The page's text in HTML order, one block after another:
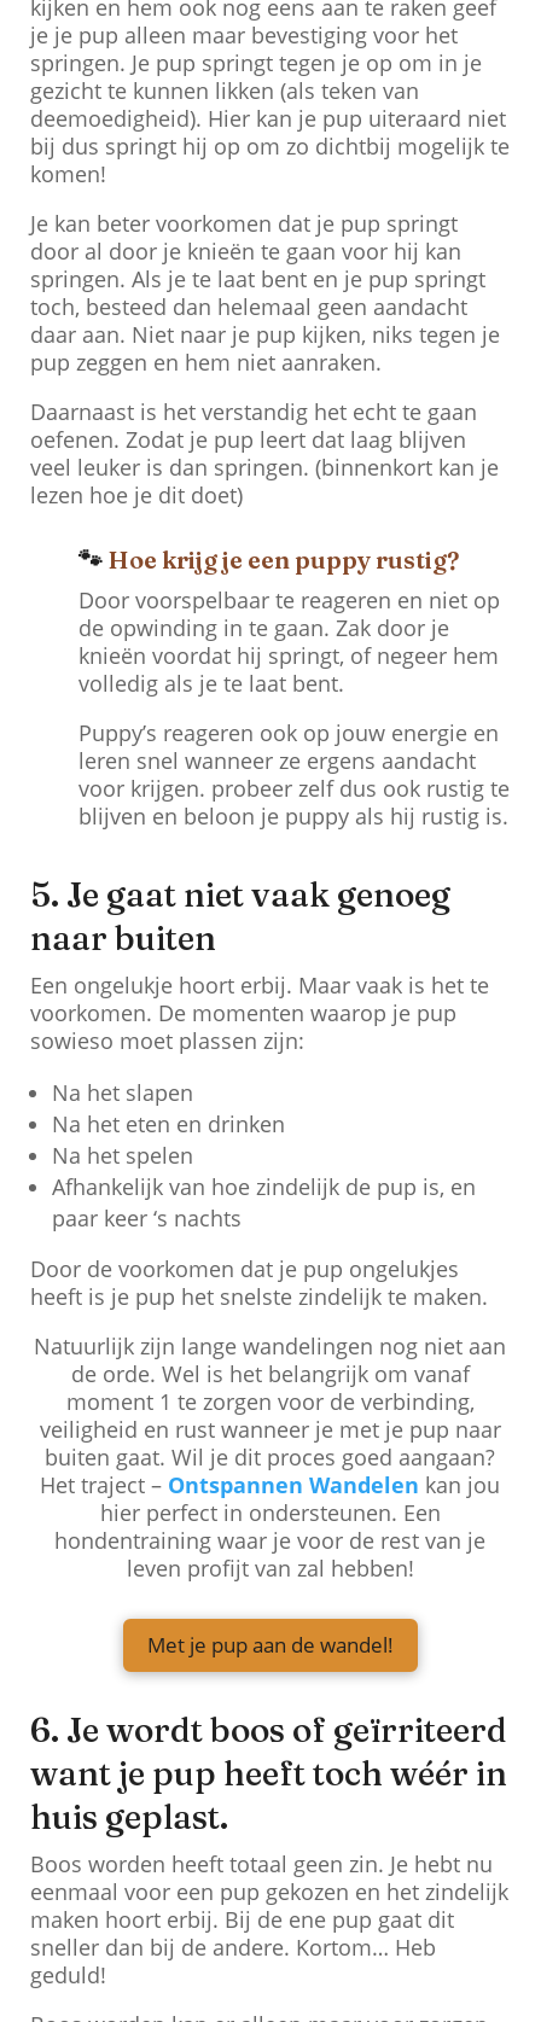
kijken en hem ook nog eens aan te raken geef
je je pup alleen maar bevestiging voor het
springen. Je pup springt tegen je op om in je
gezicht te kunnen likken (als teken van
deemoedigheid). Hier kan je pup uiteraard niet
bij dus springt hij op om zo dichtbij mogelijk te
komen!
Je kan beter voorkomen dat je pup springt
door al door je knieën te gaan voor hij kan
springen. Als je te laat bent en je pup springt
toch, besteed dan helemaal geen aandacht
daar aan. Niet naar je pup kijken, niks tegen je
pup zeggen en hem niet aanraken.
Daarnaast is het verstandig het echt te gaan
oefenen. Zodat je pup leert dat laag blijven
veel leuker is dan springen. (binnenkort kan je
lezen hoe je dit doet)
🐾 Hoe krijg je een puppy rustig?
Door voorspelbaar te reageren en niet op
de opwinding in te gaan. Zak door je
knieën voordat hij springt, of negeer hem
volledig als je te laat bent.
Puppy’s reageren ook op jouw energie en
leren snel wanneer ze ergens aandacht
voor krijgen. probeer zelf dus ook rustig te
blijven en beloon je puppy als hij rustig is.
5. Je gaat niet vaak genoeg
naar buiten
Een ongelukje hoort erbij. Maar vaak is het te
voorkomen. De momenten waarop je pup
sowieso moet plassen zijn:
Na het slapen
Na het eten en drinken
Na het spelen
Afhankelijk van hoe zindelijk de pup is, en
paar keer ‘s nachts
Door de voorkomen dat je pup ongelukjes
heeft is je pup het snelste zindelijk te maken.
Natuurlijk zijn lange wandelingen nog niet aan
de orde. Wel is het belangrijk om vanaf
moment 1 te zorgen voor de verbinding,
veiligheid en rust wanneer je met je pup naar
buiten gaat. Wil je dit proces goed aangaan?
Het traject – Ontspannen Wandelen kan jou
hier perfect in ondersteunen. Een
hondentraining waar je voor de rest van je
leven profijt van zal hebben!
Met je pup aan de wandel!
6. Je wordt boos of geïrriteerd
want je pup heeft toch wéér in
huis geplast.
Boos worden heeft totaal geen zin. Je hebt nu
eenmaal voor een pup gekozen en het zindelijk
maken hoort erbij. Bij de ene pup gaat dit
sneller dan bij de andere. Kortom… Heb
geduld!